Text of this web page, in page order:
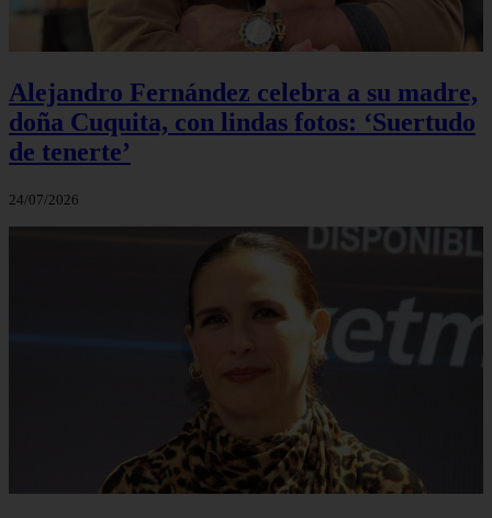
Alejandro Fernández celebra a su madre,
doña Cuquita, con lindas fotos: ‘Suertudo
de tenerte’
24/07/2026